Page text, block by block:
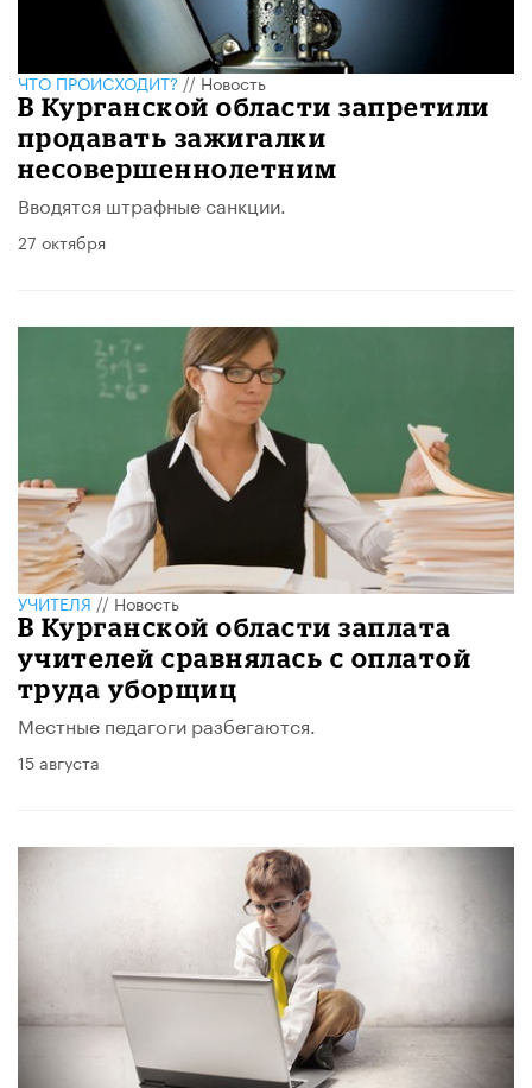
ЧТО ПРОИСХОДИТ?//Новость
В Курганской области запретили
продавать зажигалки
несовершеннолетним
Вводятся штрафные санкции.
27 октября
УЧИТЕЛЯ//Новость
В Курганской области заплата
учителей сравнялась с оплатой
труда уборщиц
Местные педагоги разбегаются.
15 августа